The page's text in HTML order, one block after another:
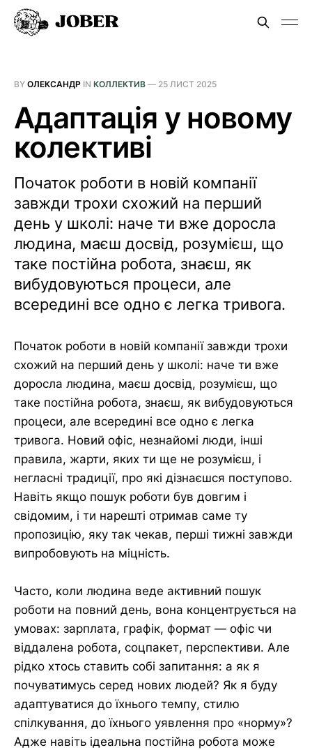
BY ОЛЕКСАНДР IN КОЛЛЕКТИВ — 25 ЛИСТ 2025
Адаптація у новому
колективі
Початок роботи в новій компанії
завжди трохи схожий на перший
день у школі: наче ти вже доросла
людина, маєш досвід, розумієш, що
таке постійна робота, знаєш, як
вибудовуються процеси, але
всередині все одно є легка тривога.
Початок роботи в новій компанії завжди трохи
схожий на перший день у школі: наче ти вже
доросла людина, маєш досвід, розумієш, що
таке постійна робота, знаєш, як вибудовуються
процеси, але всередині все одно є легка
тривога. Новий офіс, незнайомі люди, інші
правила, жарти, яких ти ще не розумієш, і
негласні традиції, про які дізнаєшся поступово.
Навіть якщо пошук роботи був довгим і
свідомим, і ти нарешті отримав саме ту
пропозицію, яку так чекав, перші тижні завжди
випробовують на міцність.
Часто, коли людина веде активний пошук
роботи на повний день, вона концентрується на
умовах: зарплата, графік, формат — офіс чи
віддалена робота, соцпакет, перспективи. Але
рідко хтось ставить собі запитання: а як я
почуватимусь серед нових людей? Як я буду
адаптуватися до їхнього темпу, стилю
спілкування, до їхнього уявлення про «норму»?
Адже навіть ідеальна постійна робота може